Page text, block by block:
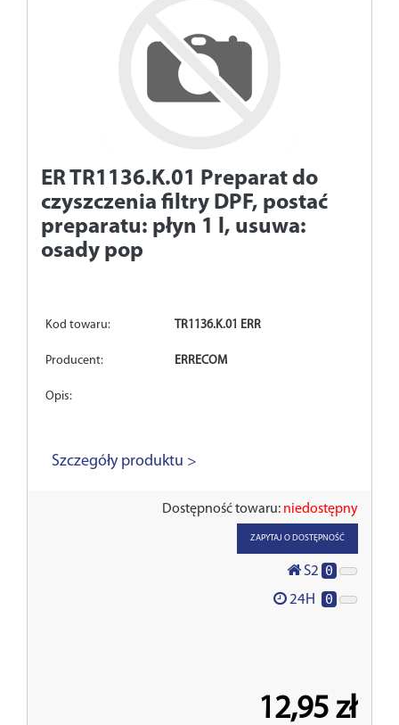
ER TR1136.K.01 Preparat do
czyszczenia filtry DPF, postać
preparatu: płyn 1 l, usuwa:
osady pop
Kod towaru: TR1136.K.01 ERR
Producent: ERRECOM
Opis:
Szczegóły produktu >
Dostępność towaru: niedostępny
ZAPYTAJ O DOSTĘPNOŚĆ
S2 0
24H 0
12,95 zł